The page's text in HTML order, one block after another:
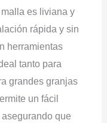
es liviana y
rápida y sin
herramientas
tanto para
grandes granjas
un fácil
que